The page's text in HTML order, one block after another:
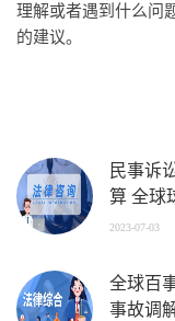
理解或者遇到什么问
的建议。
民事诉
算 全球
2023-07-03
全球百
事故调